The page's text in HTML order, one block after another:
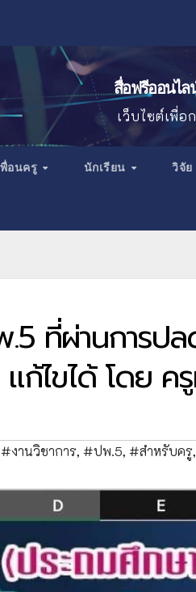
สื่อฟรีออนไ
เว็บไซต์เพื่อ
พื่อนครู นักเรียน วิจัย
ที่ผ่านการป
ก้ไขได้ โดย
#งานวิชาการ, #ปพ.5, #สำหรับครู,